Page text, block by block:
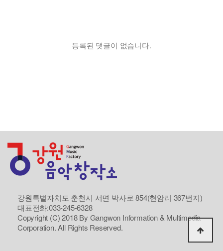
등록된 댓글이 없습니다.
강원특별자치도 춘천시 서면 박사로 854(현암리 367번지)
대표전화:033-245-6328
Copyright (C) 2018 By Gangwon Information & Multimedia
Corporation. All Rights Reserved.